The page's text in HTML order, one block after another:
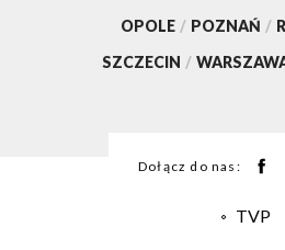
OPOLE / POZNAŃ /
SZCZECIN /
Dołącz do nas:
TVP